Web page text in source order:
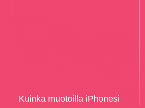
Kuinka muotoilla iPhonesi